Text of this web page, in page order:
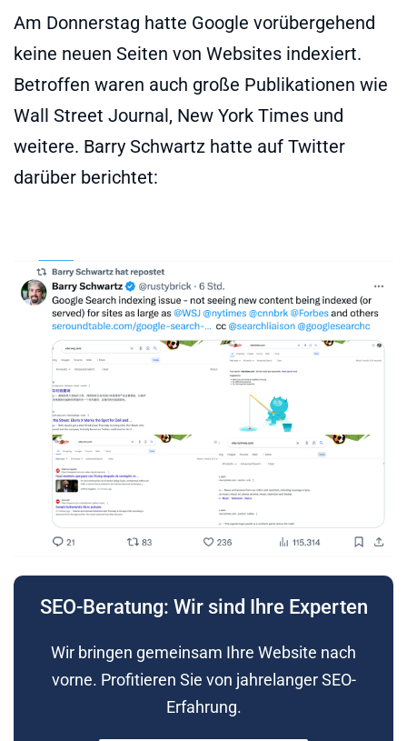
Am Donnerstag hatte Google vorübergehend
keine neuen Seiten von Websites indexiert.
Betroffen waren auch große Publikationen wie
Wall Street Journal, New York Times und
weitere. Barry Schwartz hatte auf Twitter
darüber berichtet:
SEO-Beratung: Wir sind Ihre Experten
Wir bringen gemeinsam Ihre Website nach
vorne. Profitieren Sie von jahrelanger SEO-
Erfahrung.